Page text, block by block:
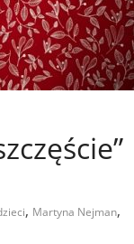
, Martyna Nejman,